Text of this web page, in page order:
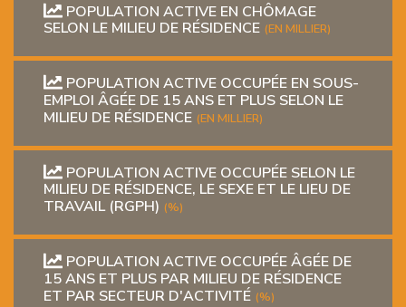
POPULATION ACTIVE EN CHÔMAGE
SELON LE MILIEU DE RÉSIDENCE (EN MILLIER)
POPULATION ACTIVE OCCUPÉE EN SOUS-
EMPLOI ÂGÉE DE 15 ANS ET PLUS SELON LE
MILIEU DE RÉSIDENCE (EN MILLIER)
POPULATION ACTIVE OCCUPÉE SELON LE
MILIEU DE RÉSIDENCE, LE SEXE ET LE LIEU DE
TRAVAIL (RGPH) (%)
POPULATION ACTIVE OCCUPÉE ÂGÉE DE
15 ANS ET PLUS PAR MILIEU DE RÉSIDENCE
ET PAR SECTEUR D'ACTIVITÉ (%)